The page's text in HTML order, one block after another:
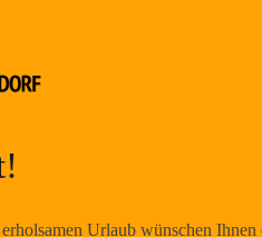
Urlaub wünschen